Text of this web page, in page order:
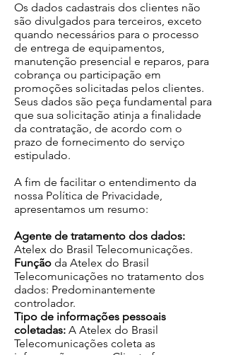
Os dados cadastrais dos clientes não
são divulgados para terceiros, exceto
quando necessários para o processo
de entrega de equipamentos,
manutenção presencial e reparos, para
cobrança ou participação em
promoções solicitadas pelos clientes.
Seus dados são peça fundamental para
que sua solicitação atinja a finalidade
da contratação, de acordo com o
prazo de fornecimento do serviço
estipulado.
A fim de facilitar o entendimento da
nossa Política de Privacidade,
apresentamos um resumo:
Agente de tratamento dos dados:
Atelex do Brasil Telecomunicações.
Função da Atelex do Brasil
Telecomunicações no tratamento dos
dados: Predominantemente
controlador.
Tipo de informações pessoais
coletadas: A Atelex do Brasil
Telecomunicações coleta as